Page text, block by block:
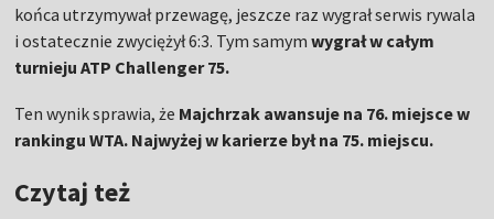
końca utrzymywał przewagę, jeszcze raz wygrał serwis rywala
i ostatecznie zwyciężył 6:3. Tym samym wygrał w całym
turnieju ATP Challenger 75.
Ten wynik sprawia, że Majchrzak awansuje na 76. miejsce w
rankingu WTA. Najwyżej w karierze był na 75. miejscu.
Czytaj też